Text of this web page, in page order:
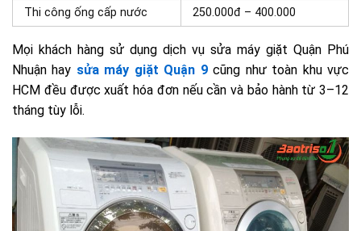
Thi công ống cấp nước
250.000đ – 400.000
Mọi khách hàng sử dụng dịch vụ sửa máy giặt Quận Phú
Nhuận hay sửa máy giặt Quận 9cũng như toàn khu vực
HCM đều được xuất hóa đơn nếu cần và bảo hành từ 3–12
tháng tùy lỗi.